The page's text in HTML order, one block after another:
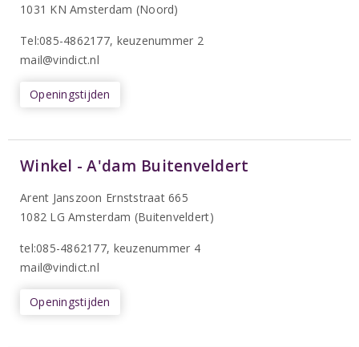
1031 KN Amsterdam (Noord)
Tel:085-4862177, keuzenummer 2
mail@vindict.nl
Openingstijden
Winkel - A'dam Buitenveldert
Arent Janszoon Ernststraat 665
1082 LG Amsterdam (Buitenveldert)
tel:085-4862177, keuzenummer 4
mail@vindict.nl
Openingstijden